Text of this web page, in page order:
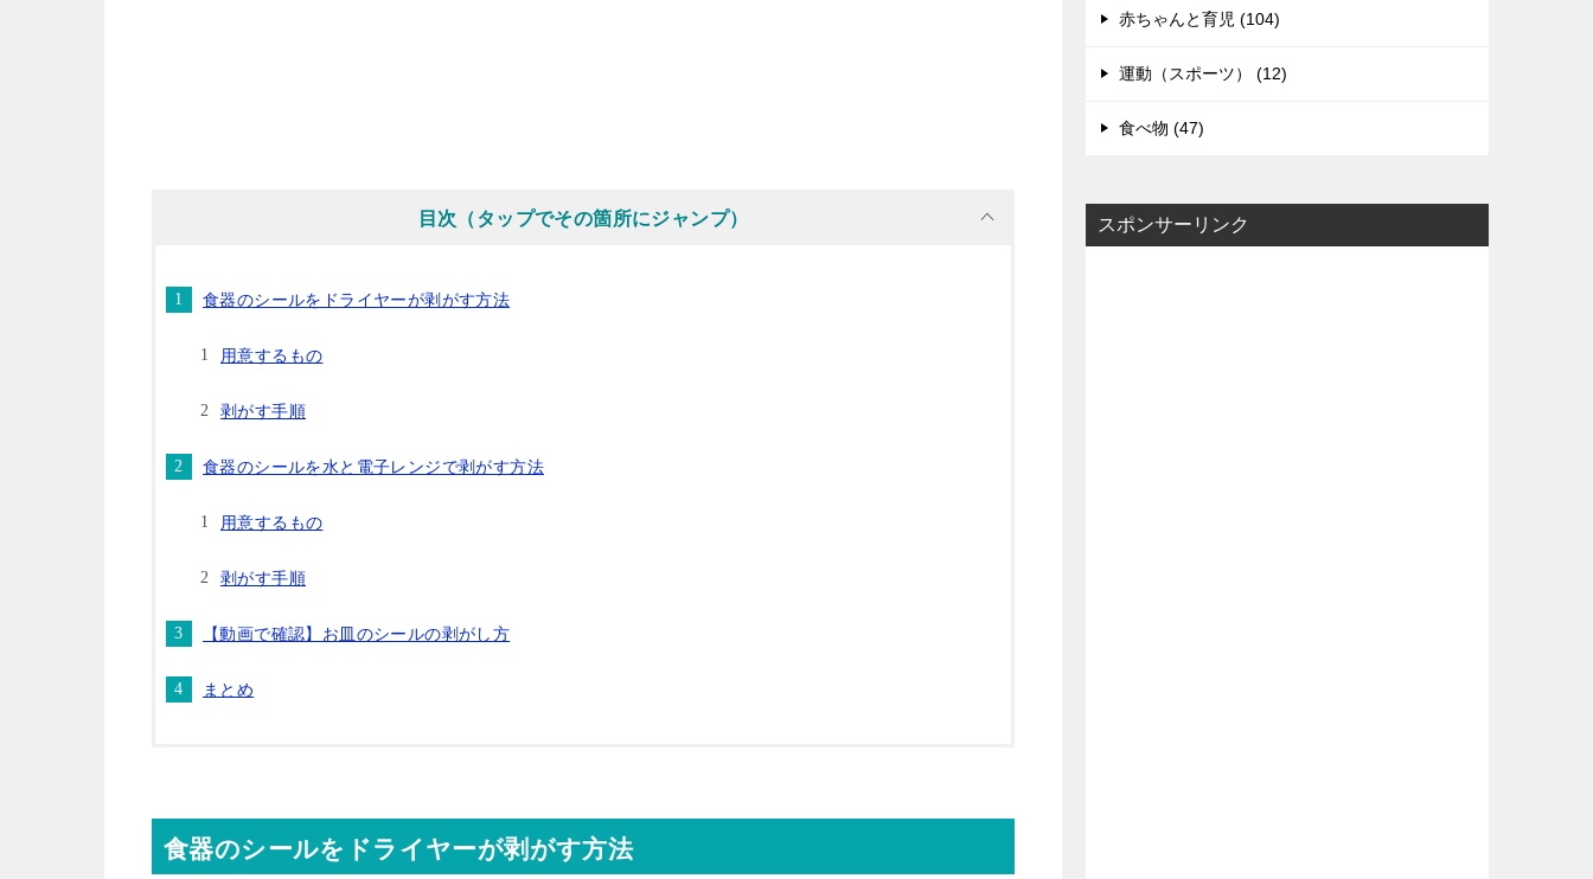
目次（タップでその箇所にジャンプ）
食器のシールをドライヤーが剥がす方法
用意するもの
剥がす手順
食器のシールを水と電子レンジで剥がす方法
用意するもの
剥がす手順
【動画で確認】お皿のシールの剥がし方
まとめ
食器のシールをドライヤーが剥がす方法
赤ちゃんと育児 (104)
運動（スポーツ） (12)
食べ物 (47)
スポンサーリンク